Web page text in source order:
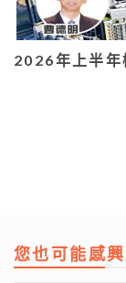
2026年上半年
您也可能感興